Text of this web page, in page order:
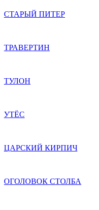
СТАРЫЙ ПИТЕР
ТРАВЕРТИН
ТУЛОН
УТЁС
ЦАРСКИЙ КИРПИЧ
ОГОЛОВОК СТОЛБА